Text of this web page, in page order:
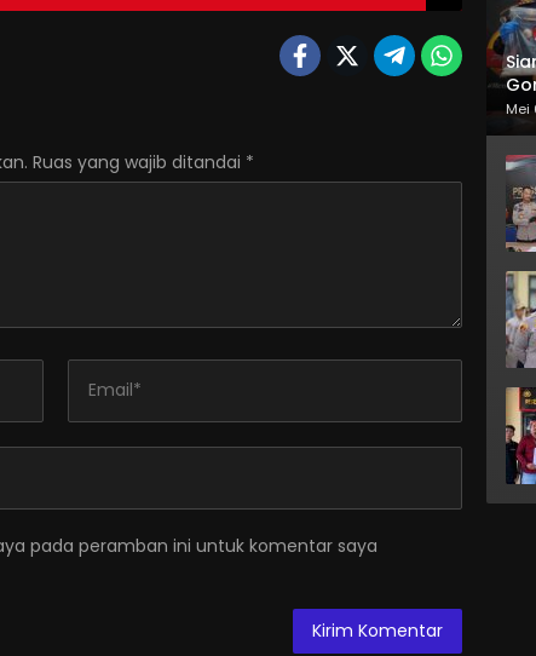
Ruas yang wajib ditandai *
pada peramban ini untuk komentar saya
Mei